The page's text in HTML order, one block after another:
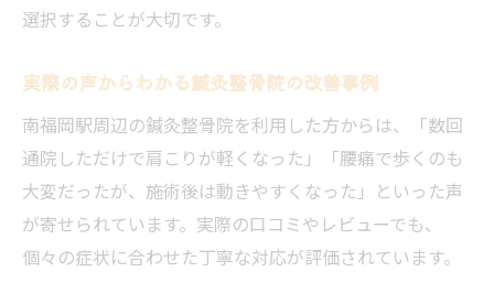
選択することが大切です。
実際の声からわかる鍼灸整骨院の改善事例
南福岡駅周辺の鍼灸整骨院を利用した方からは、「数回
通院しただけで肩こりが軽くなった」「腰痛で歩くのも
大変だったが、施術後は動きやすくなった」といった声
が寄せられています。実際の口コミやレビューでも、
個々の症状に合わせた丁寧な対応が評価されています。